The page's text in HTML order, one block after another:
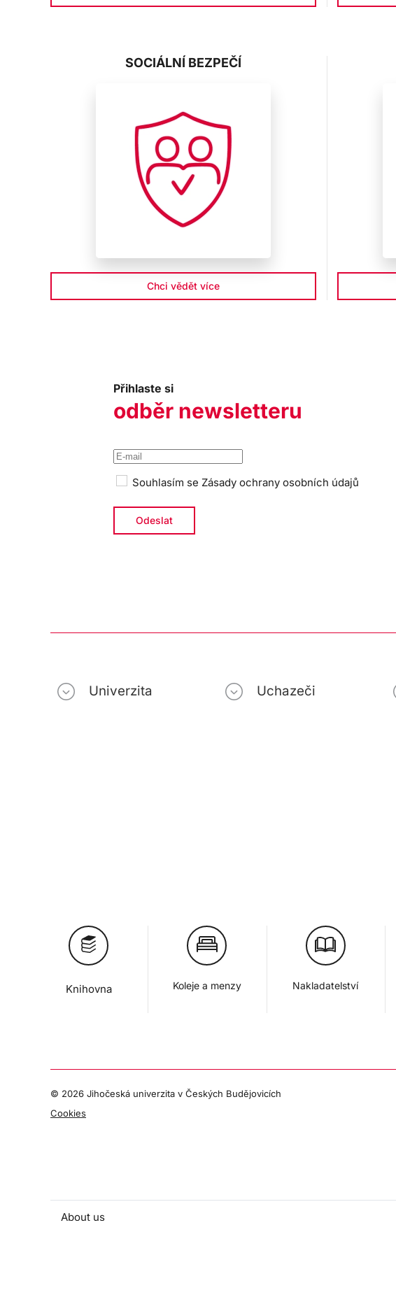
SOCIÁLNÍ BEZPEČÍ
Chci vědět více
Přihlaste si
odběr newsletteru
Souhlasím se Zásady ochrany osobních údajů
Univerzita Uchazeči
Knihovna Koleje a menzy Nakladatelství
© 2026 Jihočeská univerzita v Českých Budějovicích
Cookies
About us